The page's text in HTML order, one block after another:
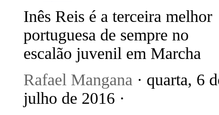
Inês Reis é a terceira melhor
portuguesa de sempre no
escalão juvenil em Marcha
Rafael Mangana · quarta, 6
julho de 2016 ·